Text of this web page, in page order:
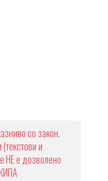
со закон.
и
НЕ е дозволено